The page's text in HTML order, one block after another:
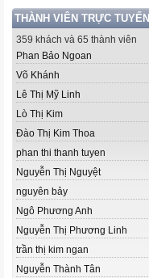
THÀNH VIÊN TRỰC TUYẾN
359 khách và 65 thành viên
Phan Bảo Ngoan
Võ Khánh
Lê Thị Mỹ Linh
Lò Thị Kim
Đào Thị Kim Thoa
phan thi thanh tuyen
Nguyễn Thị Nguyệt
nguyên bảy
Ngô Phương Anh
Nguyễn Thị Phương Linh
trần thị kim ngan
Nguyễn Thành Tân